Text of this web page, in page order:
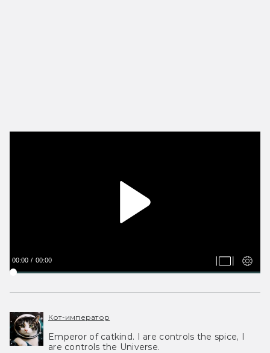
00:00 00:00
Кот-император
Emperor of catkind. I are controls the spice, I
are controls the Universe.